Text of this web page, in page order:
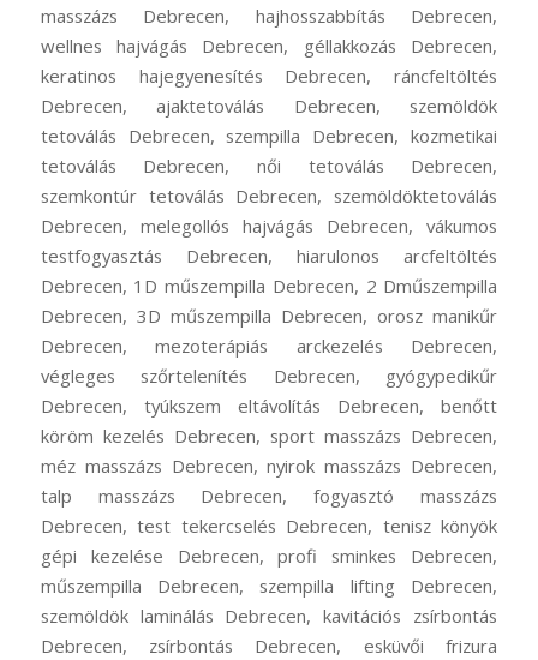
masszázs Debrecen, hajhosszabbítás Debrecen,
wellnes hajvágás Debrecen, géllakkozás Debrecen,
keratinos hajegyenesítés Debrecen, ráncfeltöltés
Debrecen, ajaktetoválás Debrecen, szemöldök
tetoválás Debrecen, szempilla Debrecen, kozmetikai
tetoválás Debrecen, női tetoválás Debrecen,
szemkontúr tetoválás Debrecen, szemöldöktetoválás
Debrecen, melegollós hajvágás Debrecen, vákumos
testfogyasztás Debrecen, hiarulonos arcfeltöltés
Debrecen, 1D műszempilla Debrecen, 2 Dműszempilla
Debrecen, 3D műszempilla Debrecen, orosz manikűr
Debrecen, mezoterápiás arckezelés Debrecen,
végleges szőrtelenítés Debrecen, gyógypedikűr
Debrecen, tyúkszem eltávolítás Debrecen, benőtt
köröm kezelés Debrecen, sport masszázs Debrecen,
méz masszázs Debrecen, nyirok masszázs Debrecen,
talp masszázs Debrecen, fogyasztó masszázs
Debrecen, test tekercselés Debrecen, tenisz könyök
gépi kezelése Debrecen, profi sminkes Debrecen,
műszempilla Debrecen, szempilla lifting Debrecen,
szemöldök laminálás Debrecen, kavitációs zsírbontás
Debrecen, zsírbontás Debrecen, esküvői frizura